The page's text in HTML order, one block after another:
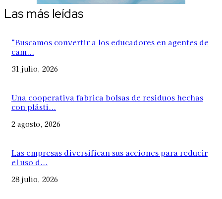
Las más leídas
“Buscamos convertir a los educadores en agentes de
cam...
31 julio, 2026
Una cooperativa fabrica bolsas de residuos hechas
con plásti...
2 agosto, 2026
Las empresas diversifican sus acciones para reducir
el uso d...
28 julio, 2026